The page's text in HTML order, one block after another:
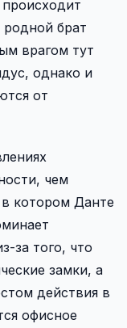
брат
врагом тут
однако и
от
чем
котором Данте
за того, что
замки, а
действия в
офисное